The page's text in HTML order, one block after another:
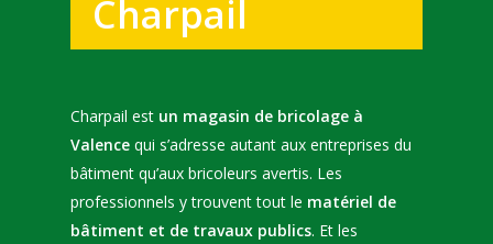
Charpail
Charpail est un magasin de bricolage à
Valence qui s’adresse autant aux entreprises du
bâtiment qu’aux bricoleurs avertis. Les
professionnels y trouvent tout le matériel de
bâtiment et de travaux publics. Et les
L’entreprise
Les agences
Agence de Valence
Matériels et BTP